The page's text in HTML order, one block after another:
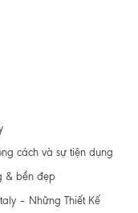
cách và sự tiện dụng
& bền đẹp
– Những Thiết Kế